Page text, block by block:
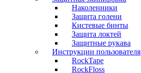
Наколенники
Защита голени
Кистевые бинты
Защита локтей
Защитные рукава
Инструкции пользователя
RockTape
RockFloss